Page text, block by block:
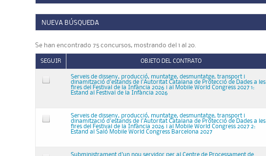
NUEVA BÚSQUEDA
Se han encontrado 75 concursos, mostrando del 1 al 20.
SEGUIR OBJETO DEL CONTRATO
Serveis de disseny, producció, muntatge, desmuntatge, transport i
dinamització d'estands de l'Autoritat Catalana de Protecció de Dades a les
fires del Festival de la Infància 2026 i al Mobile World Congress 2027 1:
Estand al Festival de la Infància 2026
Serveis de disseny, producció, muntatge, desmuntatge, transport i
dinamització d'estands de l'Autoritat Catalana de Protecció de Dades a les
fires del Festival de la Infància 2026 i al Mobile World Congress 2027 2:
Estand al Saló Mobile World Congress Barcelona 2027
Subministrament d'un nou servidor per al Centre de Processament de